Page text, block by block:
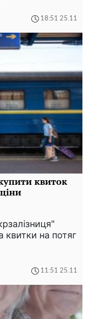
18:51 25.11
квиток
квитки на потяг
11:51 25.11